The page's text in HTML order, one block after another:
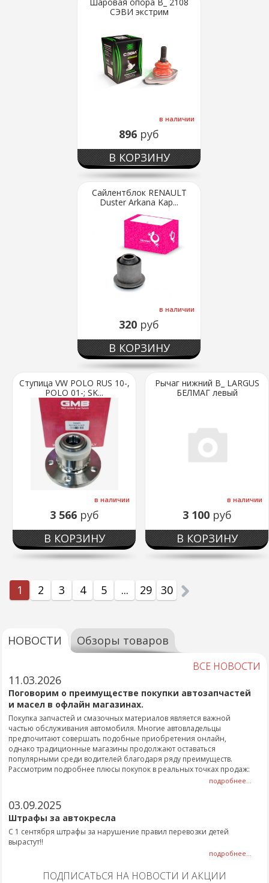
СЭВИ экстрим
в наличии
896 руб
В КОРЗИНУ
Сайлентблок RENAULT
Duster Arkana Kap...
в наличии
320 руб
В КОРЗИНУ
Ступица VW POLO RUS 10-,
POLO 01-; SK...
в наличии
3 566 руб
В КОРЗИНУ
Рычаг нижний В_ LARGUS
БЕЛМАГ левый
в наличии
3 100 руб
В КОРЗИНУ
1 2 3 4 5 ... 29 30
НОВОСТИ Обзоры товаров
ВСЕ НОВОСТИ
11.03.2026
Поговорим о преимуществе покупки автозапчастей
и масел в офлайн магазинах.
Покупка запчастей и смазочных материалов является важной
частью обслуживания автомобиля. Многие автовладельцы
предпочитают совершать подобные приобретения онлайн,
однако традиционные магазины продолжают оставаться
популярными среди водителей благодаря ряду преимуществ.
Рассмотрим подробнее плюсы покупок в реальных точках продаж:
подробнее...
03.09.2025
Штрафы за автокресла
С 1 сентября штрафы за нарушение правил перевозки детей
вырастут!!
подробнее...
ПОДПИСАТЬСЯ НА НОВОСТИ И АКЦИИ